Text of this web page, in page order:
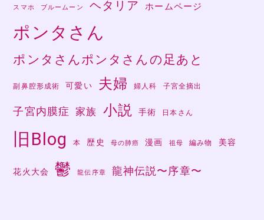
スマホ ブルームーン ヘタリア ホームページ
ポンタさん
ポンタさんポンタさんの足あと
副鼻腔形成術 可愛い 夫婦 婦人科 子宮全摘出
子宮内膜症 家族 小説 手術 日本さん
旧Blog 本 歴史 母の肺癌 漫画 祖母 編み物 美容
花火大会 鬱 龍伝序章 龍神伝説〜序章〜